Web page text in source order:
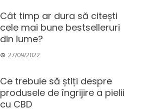
Cât timp ar dura să citești
cele mai bune bestselleruri
din lume?
27/09/2022
Ce trebuie să știți despre
produsele de îngrijire a pielii
cu CBD